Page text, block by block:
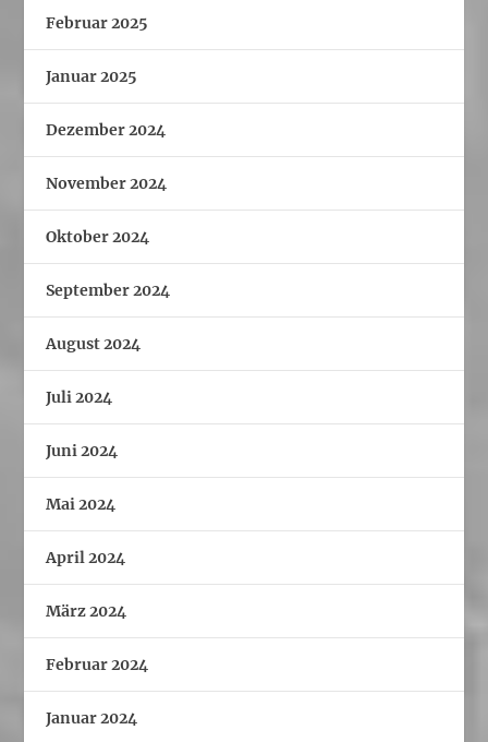
Februar 2025
Januar 2025
Dezember 2024
November 2024
Oktober 2024
September 2024
August 2024
Juli 2024
Juni 2024
Mai 2024
April 2024
März 2024
Februar 2024
Januar 2024